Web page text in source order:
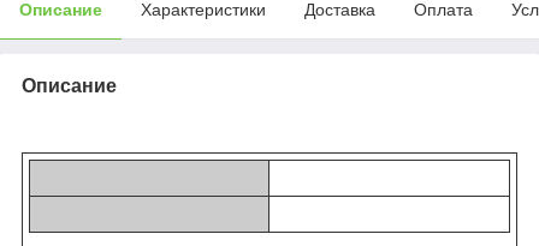
Описание Характеристики Доставка Оплата
Описание